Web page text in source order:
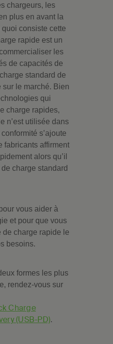
chargeurs, les
plus en avant la
consiste cette
rapide est un
les
de capacités de
standard de
le marché. Bien
qui
charge rapides,
n’est utilisée dans
s’ajoute
fabricants affirment
alors qu’il
charge standard
vous aider à
et pour que vous
de charge rapide le
besoins.
formes les plus
rendez-vous sur
Charge
(USB-PD).